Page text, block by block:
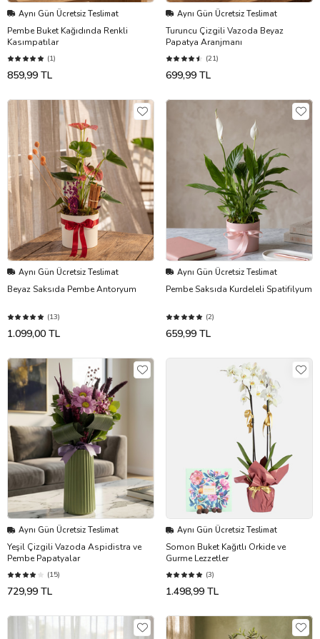
Aynı Gün Ücretsiz Teslimat
Pembe Buket Kağıdında Renkli
Kasımpatılar
(1)
859,99 TL
Aynı Gün Ücretsiz Teslimat
Turuncu Çizgili Vazoda Beyaz
Papatya Aranjmanı
(21)
699,99 TL
Aynı Gün Ücretsiz Teslimat
Beyaz Saksıda Pembe Antoryum
(13)
1.099,00 TL
Aynı Gün Ücretsiz Teslimat
Pembe Saksıda Kurdeleli Spatifilyum
(2)
659,99 TL
Aynı Gün Ücretsiz Teslimat
Yeşil Çizgili Vazoda Aspidistra ve
Pembe Papatyalar
(15)
729,99 TL
Aynı Gün Ücretsiz Teslimat
Somon Buket Kağıtlı Orkide ve
Gurme Lezzetler
(3)
1.498,99 TL